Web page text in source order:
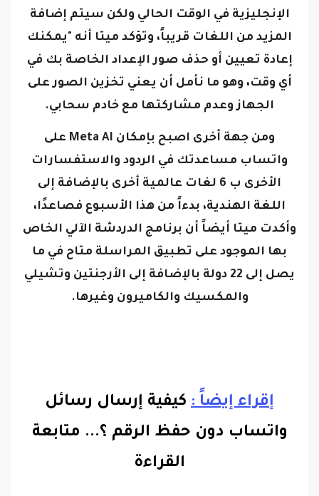
الإنجليزية في الوقت الحالي ولكن سيتم إضافة
المزيد من اللغات قريباً، وتؤكد ميتا أنه "يمكنك
إعادة تعيين أو حذف صور الإعداد الخاصة بك في
أي وقت، وهو ما نأمل أن يعني تخزين الصور على
الجهاز وعدم مشاركتها مع خادم سحابي.
ومن جهة أخرى اصبح بإمكان Meta AI على
واتساب مساعدتك في الردود والاستفسارات
الأخرى ب 6 لغات عالمية أخرى بالإضافة إلى
اللغة الهندية، بدءاً من هذا الأسبوع فصاعدًا،
وأكدت ميتا أيضاً أن برنامج الدردشة الآلي الخاص
بها الموجود على تطبيق المراسلة متاح في ما
يصل إلى 22 دولة بالإضافة إلى الأرجنتين وتشيلي
والمكسيك والكاميرون وغيرها.
إقراء إيضاً : كيفية إرسال رسائل
واتساب دون حفظ الرقم ؟... متابعة
القراءة